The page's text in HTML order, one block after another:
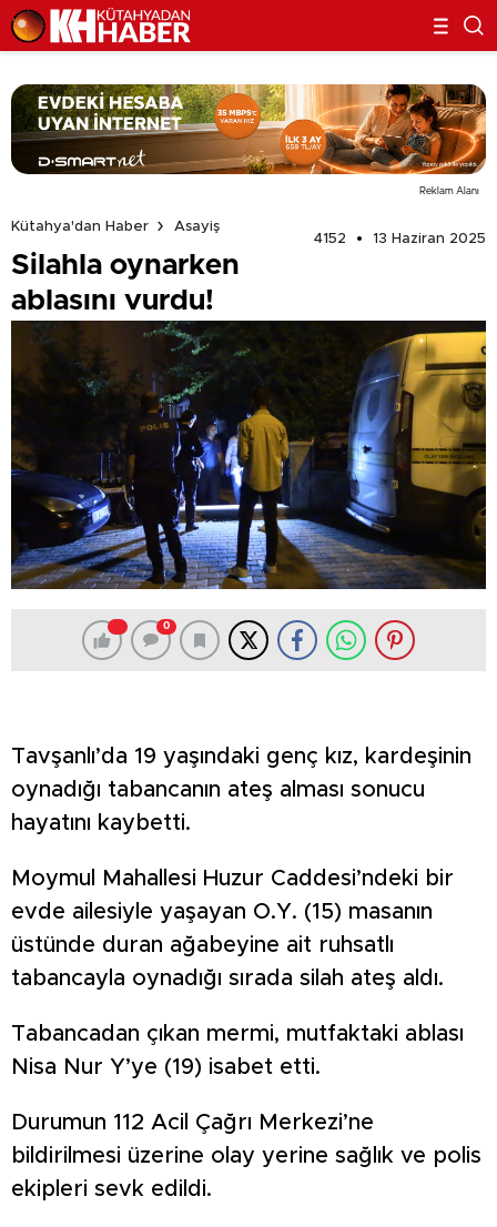
Reklam Alanı
Kütahya'dan Haber
Asayiş
4152
13 Haziran 2025
Silahla oynarken
ablasını vurdu!
0
Tavşanlı’da 19 yaşındaki genç kız, kardeşinin
oynadığı tabancanın ateş alması sonucu
hayatını kaybetti.
Moymul Mahallesi Huzur Caddesi’ndeki bir
evde ailesiyle yaşayan O.Y. (15) masanın
üstünde duran ağabeyine ait ruhsatlı
tabancayla oynadığı sırada silah ateş aldı.
Tabancadan çıkan mermi, mutfaktaki ablası
Nisa Nur Y’ye (19) isabet etti.
Durumun 112 Acil Çağrı Merkezi’ne
bildirilmesi üzerine olay yerine sağlık ve polis
ekipleri sevk edildi.